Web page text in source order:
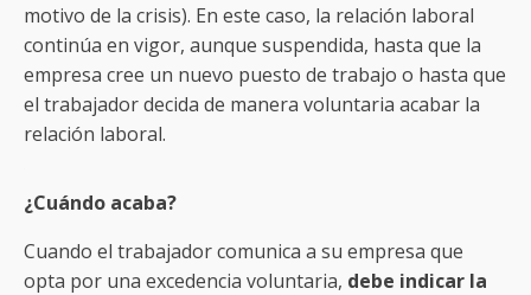
motivo de la crisis). En este caso, la relación laboral
continúa en vigor, aunque suspendida, hasta que la
empresa cree un nuevo puesto de trabajo o hasta que
el trabajador decida de manera voluntaria acabar la
relación laboral.
¿Cuándo acaba?
Cuando el trabajador comunica a su empresa que
opta por una excedencia voluntaria, debe indicar la